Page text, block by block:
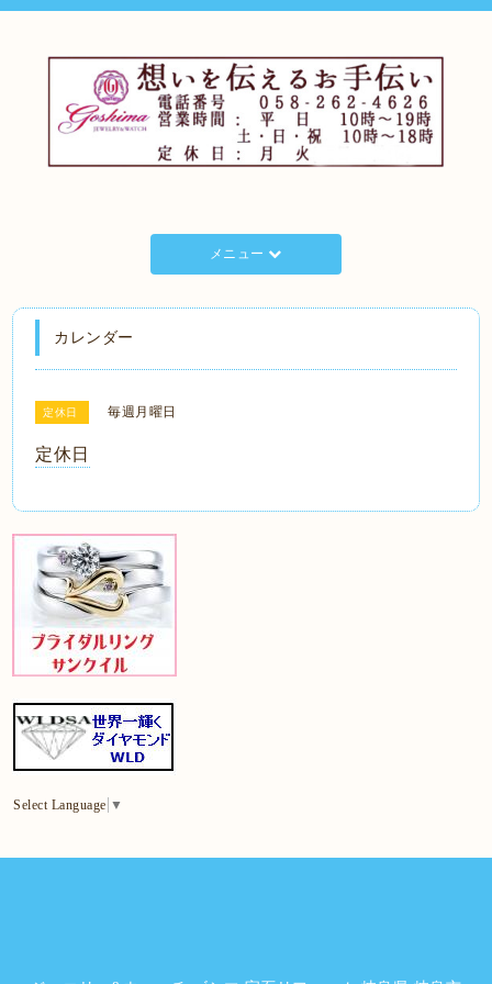
メニュー
カレンダー
定休日 毎週月曜日
定休日
Select Language ▼